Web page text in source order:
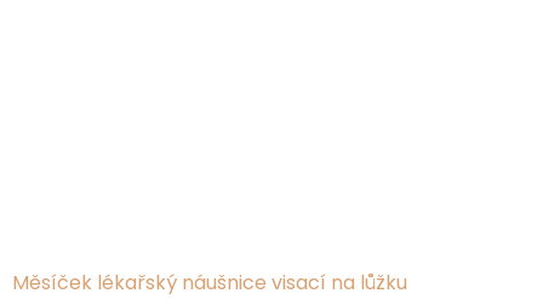
Měsíček lékařský náušnice visací na lůžku